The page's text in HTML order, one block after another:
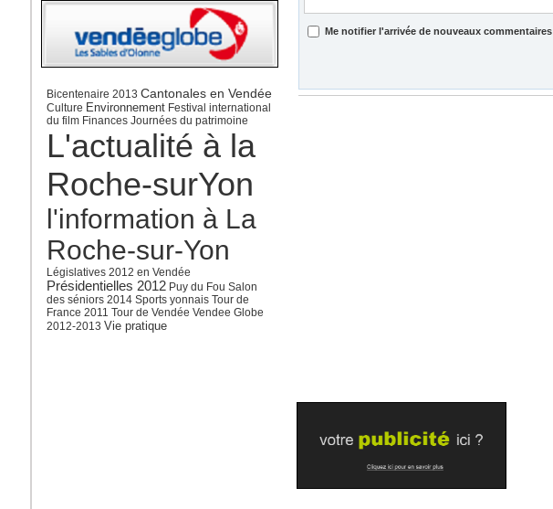
Bicentenaire 2013 Cantonales en Vendée
Culture Environnement Festival international
du film Finances Journées du patrimoine
L'actualité à la
Roche-surYon
l'information à La
Roche-sur-Yon
Législatives 2012 en Vendée
Présidentielles 2012 Puy du Fou Salon
des séniors 2014 Sports yonnais Tour de
France 2011 Tour de Vendée Vendee Globe
2012-2013 Vie pratique
Me notifier l'arrivée de nouveaux commentaires